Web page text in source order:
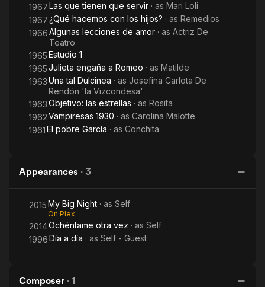
1967Las que tienen que servir · as Mari Loli
1967 ¿Qué hacemos con los hijos? · as Remedios
1966Algunas lecciones de amor · as Actriz De
Teatro
1965Estudio 1
1965Julieta engaña a Romeo · as Matilde
1963Una tal Dulcinea · as Josefina Carlota De
Rendón 'la Vizcondesa'
1963Objetivo: las estrellas · as Rosita
1962Vampiresas 1930 · as Carolina Malotte
1961El pobre García · as Conchita
Appearances · 3
2015My Big Night · as Self
On Plex
2014Ochéntame otra vez · as Self
1996Día a día · as Self - Guest
Composer · 1